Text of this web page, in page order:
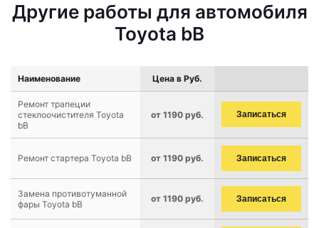
Другие работы для автомобиля
Toyota bB
Наименование Цена в Руб.
Ремонт трапеции
стеклоочистителя Toyota
bB
от 1190 руб. Записаться
Ремонт стартера Toyota bB от 1190 руб. Записаться
Замена противотуманной
фары Toyota bB
от 1190 руб. Записаться